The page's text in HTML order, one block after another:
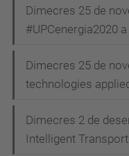
Dimecres 25 de
#UPCenergia2020
Dimecres 25 de
technologies
Dimecres 2 de
Intelligent